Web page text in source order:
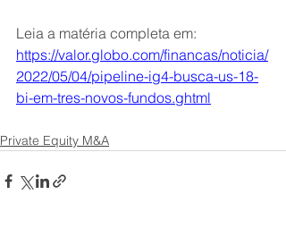
Leia a matéria completa em:
https://valor.globo.com/financas/noticia/
2022/05/04/pipeline-ig4-busca-us-18-
bi-em-tres-novos-fundos.ghtml
Private Equity M&A